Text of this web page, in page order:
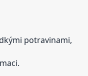
potravinami,